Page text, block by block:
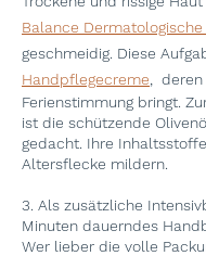
Balance
geschmeidig. Diese
Handpflegecreme, deren
Ferienstimmung bringt.
ist die schützende
gedacht. Ihre
Altersflecke mildern.
3. Als zusätzliche
Minuten dauerndes
Wer lieber die volle